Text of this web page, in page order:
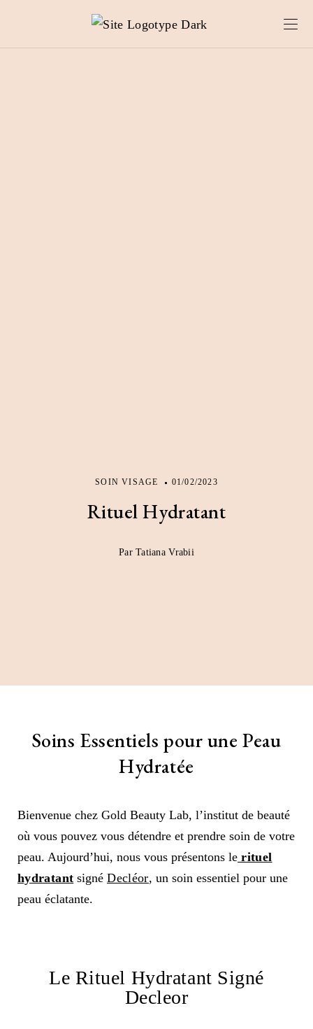
SOIN VISAGE 01/02/2023
Rituel Hydratant
Par Tatiana Vrabii
Soins Essentiels pour une Peau
Hydratée
Bienvenue chez Gold Beauty Lab, l’institut de beauté
où vous pouvez vous détendre et prendre soin de votre
peau. Aujourd’hui, nous vous présentons le rituel
hydratant signéDecléor, un soin essentiel pour une
peau éclatante.
Le Rituel Hydratant Signé
Decleor